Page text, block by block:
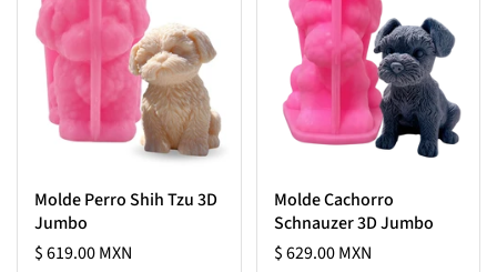
Molde Perro Shih Tzu 3D
Jumbo
$ 619.00 MXN
Molde Cachorro
Schnauzer 3D Jumbo
$ 629.00 MXN